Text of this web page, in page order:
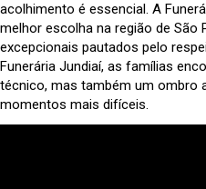
acolhimento é essencial. A
melhor escolha na região de São
excepcionais pautados pelo
Funerária Jundiaí, as famílias
técnico, mas também um ombro
momentos mais difíceis.